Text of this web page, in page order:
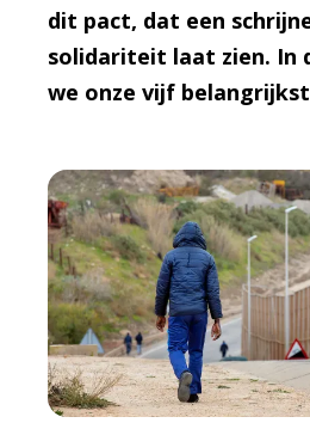
dit pact, dat een
solidariteit laat zien. In
we onze vijf